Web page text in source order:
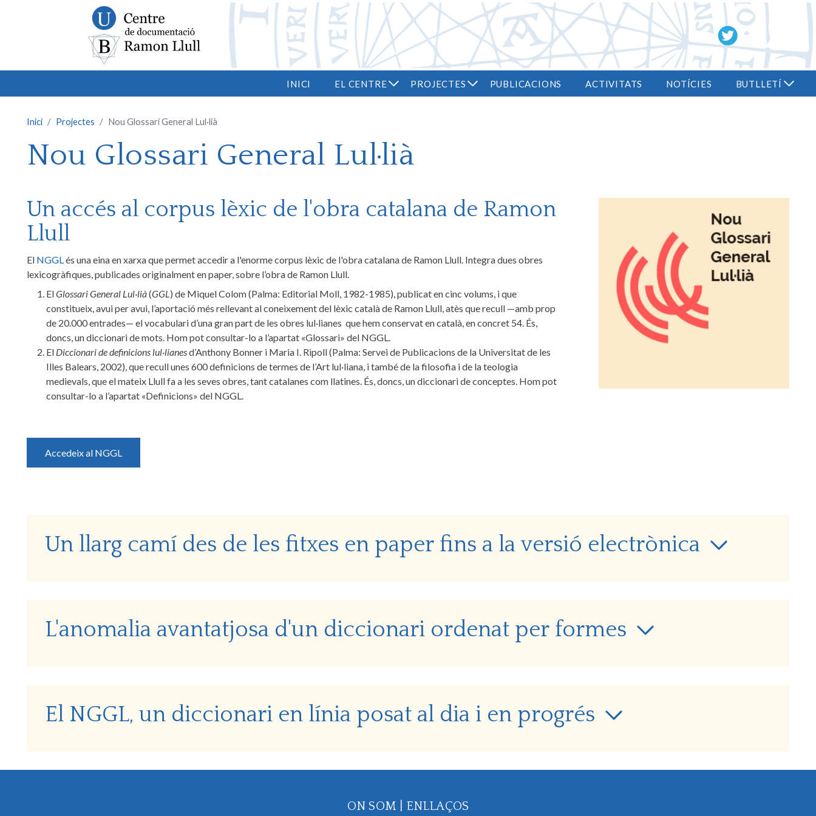
Vés al contingut
INICI EL CENTRE PROJECTES PUBLICACIONS ACTIVITATS NOTÍCIES BUTLLETÍ
Inici Projectes Nou Glossari General Lul·lià
Nou Glossari General Lul·lià
Un accés al corpus lèxic de l'obra catalana de Ramon
Llull
El NGGLés una eina en xarxa que permet accedir a l'enorme corpus lèxic de l'obra catalana de Ramon Llull. Integra dues obres
lexicogràfiques, publicades originalment en paper, sobre l’obra de Ramon Llull.
ElGlossari General Lul·lià(GGL) de Miquel Colom (Palma: Editorial Moll, 1982-1985), publicat en cinc volums, i que
constitueix, avui per avui, l’aportació més rellevant al coneixement del lèxic català de Ramon Llull, atès que recull —amb prop
de 20.000 entrades— el vocabulari d’una gran part de les obres lul·lianes que hem conservat en català, en concret 54. És,
doncs, un diccionari de mots. Hom pot consultar-lo a l’apartat «Glossari» del NGGL.
El Diccionari de definicions lul·lianesd’Anthony Bonner i Maria I. Ripoll (Palma: Servei de Publicacions de la Universitat de les
Illes Balears, 2002), que recull unes 600 definicions de termes de l’Art lul·liana, i també de la filosofia i de la teologia
medievals, que el mateix Llull fa a les seves obres, tant catalanes com llatines. És, doncs, un diccionari de conceptes. Hom pot
consultar-lo a l’apartat «Definicions» del NGGL.
Accedeix al NGGL
Un llarg camí des de les fitxes en paper fins a la versió electrònica
L'anomalia avantatjosa d'un diccionari ordenat per formes
El NGGL, un diccionari en línia posat al dia i en progrés
ON SOM ENLLAÇOS